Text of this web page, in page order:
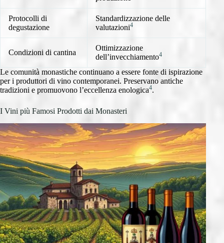
Protocolli di
degustazione
Standardizzazione delle
valutazioni4
Condizioni di cantina
Ottimizzazione
dell’invecchiamento4
Le comunità monastiche continuano a essere fonte di ispirazione
per i produttori di vino contemporanei. Preservano antiche
tradizioni e promuovono l’eccellenza enologica4.
I Vini più Famosi Prodotti dai Monasteri